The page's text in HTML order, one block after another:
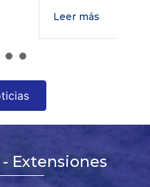
Leer más
Extensiones